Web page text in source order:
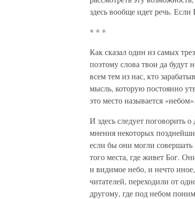
здесь вообще идет речь.
* * *
Как сказал один из самых
поэтому слова твои да будут
всем тем из нас, кто
мысль, которую постоянно
это место называется «небом».
И здесь следует поговорить
мнения некоторых
если бы они могли
того места, где живет Бог.
и видимое небо, и нечто
читателей, переходили от
другому, где под небом